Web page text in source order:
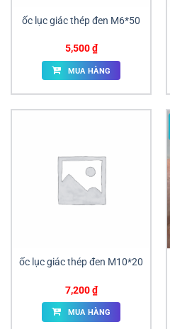
ốc lục giác thép đen M6*50
5,500₫
MUA HÀNG
ốc lục giác thép đen M10*20
7,200₫
MUA HÀNG